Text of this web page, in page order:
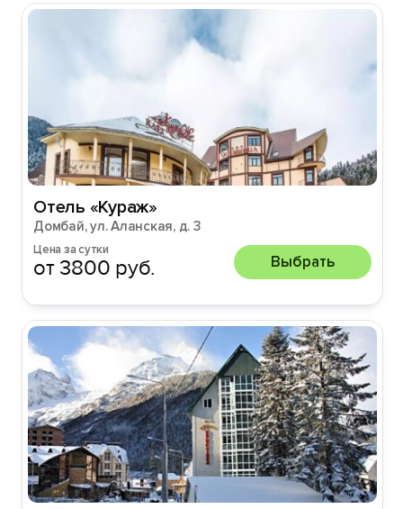
Отель «Кураж»
Домбай, ул. Аланская, д. 3
Цена за сутки
от 3800 руб. Выбрать